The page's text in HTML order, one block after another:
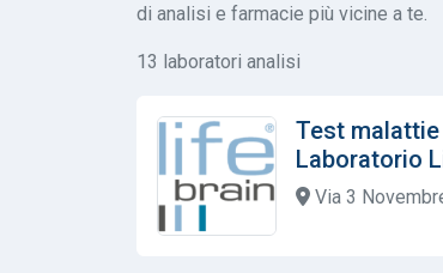
di analisi e farmacie più vicine a te.
13 laboratori analisi
Test
Laboratorio
Via 3